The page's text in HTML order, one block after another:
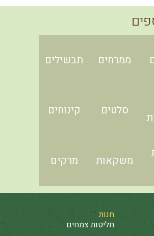
ממרחים תבשילים
סלטים קינוחים
משקאות מרקים
חנות
חליטות צמחים